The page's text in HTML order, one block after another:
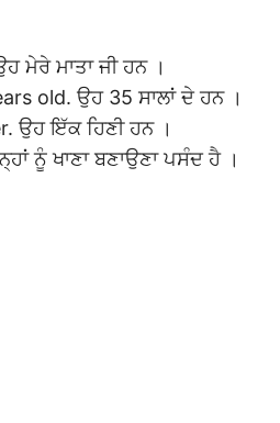
ਮੇਰੇ ਮਾਤਾ ਜੀ ਹਨ ।
old. ਉਹ 35 ਸਾਲਾਂ ਦੇ ਹਨ ।
ਉਹ ਇੱਕ ਹਿਣੀ ਹਨ ।
ਨੂੰ ਖਾਣਾ ਬਣਾਉਣਾ ਪਸੰਦ ਹੈ ।